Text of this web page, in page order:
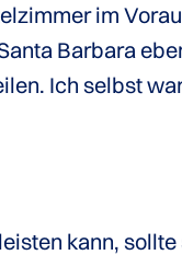
im
Barbara
Ich selbst
kann,